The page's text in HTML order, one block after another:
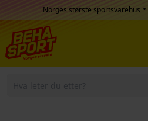
Hopp til innholdNorges største sportsvarehus •